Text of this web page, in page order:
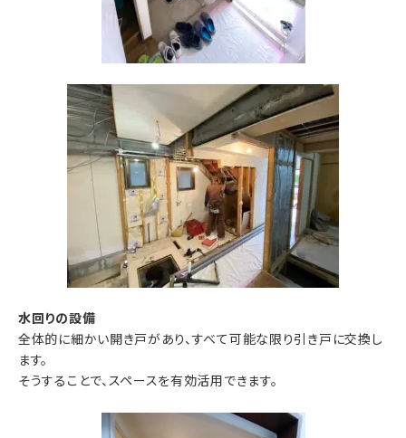
水回りの設備
全体的に細かい開き戸があり、すべて可能な限り引き戸に交換し
ます。
そうすることで、スペースを有効活用できます。